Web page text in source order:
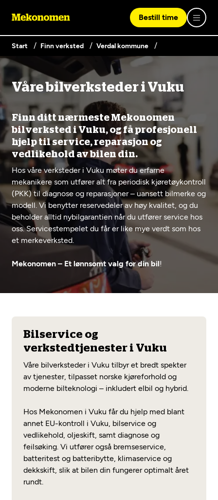
Våre tjenester
Bilservice
EU-kontroll - Vanlig bil (opptil 3,5t)
Diagnose/Feilsøking
Se alle (52) tjenester her
Mekonomen Bilkonto
Les mer
Mekonomen Fleet
Les mer
Hvorfor Mekonomen
Bilkonto
Elbilverksted
Fritt verkstedvalg
Lønnsomt valg
Mobilitetsgaranti
Nybilgaranti og fabrikkgaranti
Biltips og råd
Bestill time
Lag en brukerkonto
Er du ikke Mekonomen-kunde ennå? Opprett en konto
ved å klikke på knappen nedenfor.
Opprett en konto
Logg inn med Vipps
Vipps på denne enhet
Start Finn verksted Verdal kommune
Våre bilverksteder i Vuku
Finn ditt nærmeste Mekonomen
bilverksted i Vuku, og få profesjonell
hjelp til service, reparasjon og
vedlikehold av bilen din.
Hos våre verksteder i Vuku møter du erfarne
mekanikere som utfører alt fra periodisk kjøretøykontroll
(PKK) til diagnose og reparasjoner – uansett bilmerke og
modell. Vi benytter reservedeler av høy kvalitet, og du
beholder alltid nybilgarantien når du utfører service hos
oss. Servicestempelet du får er like mye verdt som hos
et merkeverksted.
Mekonomen – Et lønnsomt valg for din bil!
Bilservice og
verkstedtjenester i Vuku
Våre bilverksteder i Vuku tilbyr et bredt spekter
av tjenester, tilpasset norske kjøreforhold og
moderne bilteknologi – inkludert elbil og hybrid.
Hos Mekonomen i Vuku får du hjelp med blant
annet EU-kontroll i Vuku, bilservice og
vedlikehold, oljeskift, samt diagnose og
feilsøking. Vi utfører også bremseservice,
batteritest og batteribytte, klimaservice og
dekkskift, slik at bilen din fungerer optimalt året
rundt.